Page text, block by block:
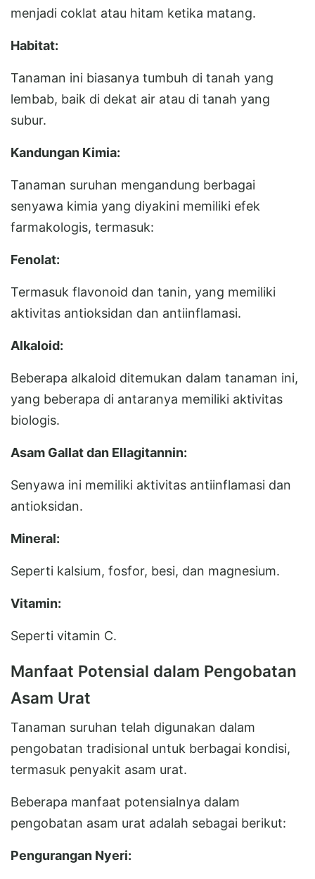
menjadi coklat atau hitam ketika matang.
Habitat:
Tanaman ini biasanya tumbuh di tanah yang
lembab, baik di dekat air atau di tanah yang
subur.
Kandungan Kimia:
Tanaman suruhan mengandung berbagai
senyawa kimia yang diyakini memiliki efek
farmakologis, termasuk:
Fenolat:
Termasuk flavonoid dan tanin, yang memiliki
aktivitas antioksidan dan antiinflamasi.
Alkaloid:
Beberapa alkaloid ditemukan dalam tanaman ini,
yang beberapa di antaranya memiliki aktivitas
biologis.
Asam Gallat dan Ellagitannin:
Senyawa ini memiliki aktivitas antiinflamasi dan
antioksidan.
Mineral:
Seperti kalsium, fosfor, besi, dan magnesium.
Vitamin:
Seperti vitamin C.
Manfaat Potensial dalam Pengobatan
Asam Urat
Tanaman suruhan telah digunakan dalam
pengobatan tradisional untuk berbagai kondisi,
termasuk penyakit asam urat.
Beberapa manfaat potensialnya dalam
pengobatan asam urat adalah sebagai berikut:
Pengurangan Nyeri: